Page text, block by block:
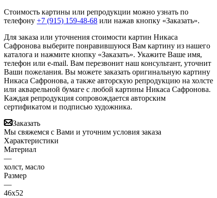
Стоимость картины или репродукции можно узнать по
телефону +7 (915) 159-48-68 или нажав кнопку «Заказать».
Для заказа или уточнения стоимости картин Никаса
Сафронова выберите понравившуюся Вам картину из нашего
каталога и нажмите кнопку «Заказать». Укажите Ваше имя,
телефон или e-mail. Вам перезвонит наш консультант, уточнит
Ваши пожелания. Вы можете заказать оригинальную картину
Никаса Сафронова, а также авторскую репродукцию на холсте
или акварельной бумаге с любой картины Никаса Сафронова.
Каждая репродукция сопровождается авторским
сертификатом и подписью художника.
Заказать
Мы свяжемся с Вами и уточним условия заказа
Характеристики
Материал
—
холст, масло
Размер
—
46х52